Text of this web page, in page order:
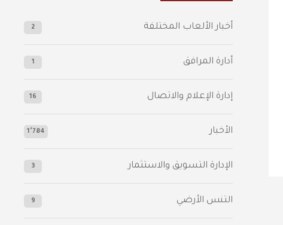
أخبار الألعاب المختلفة 2
أدارة المرافق 1
إدارة الإعلام والاتصال 16
الأخبار 1٬784
الإدارة التسويق والاستثمار 3
التنس الأرضي 9